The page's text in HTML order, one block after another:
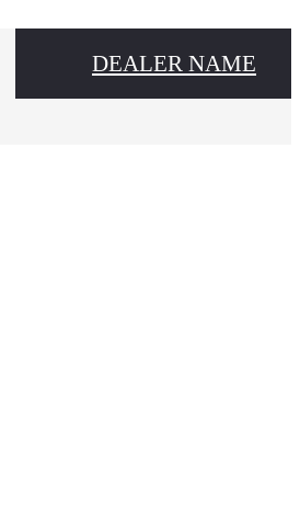
DEALER NAME